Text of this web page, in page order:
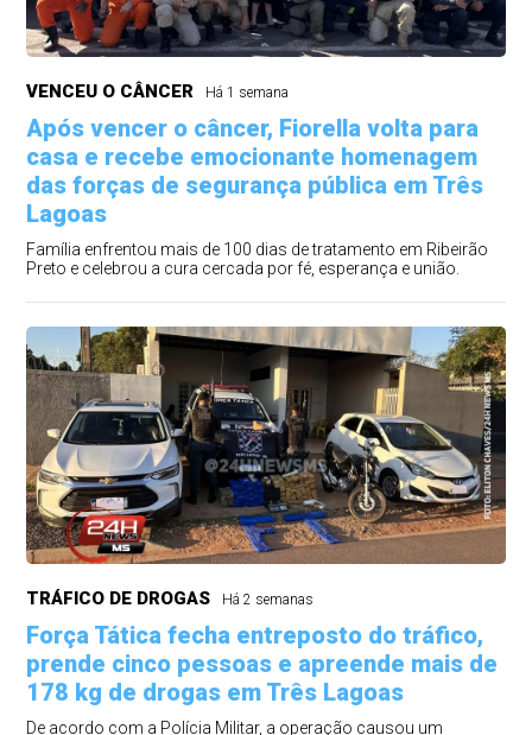
VENCEU O CÂNCER Há 1 semana
Após vencer o câncer, Fiorella volta para
casa e recebe emocionante homenagem
das forças de segurança pública em Três
Lagoas
Família enfrentou mais de 100 dias de tratamento em Ribeirão
Preto e celebrou a cura cercada por fé, esperança e união.
TRÁFICO DE DROGAS Há 2 semanas
Força Tática fecha entreposto do tráfico,
prende cinco pessoas e apreende mais de
178 kg de drogas em Três Lagoas
De acordo com a Polícia Militar, a operação causou um